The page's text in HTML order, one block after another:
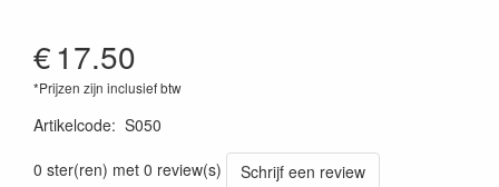
€17.50
*Prijzen zijn inclusief btw
Artikelcode: S050
0 ster(ren) met 0 review(s)
Schrijf een review